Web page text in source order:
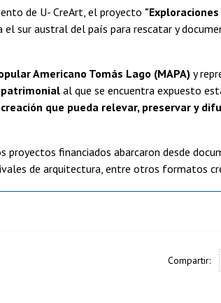
de U- CreArt, el proyecto
el sur austral del país para rescatar y
Americano Tomás Lago (MAPA)y
al que se encuentra expuesto
que pueda relevar, preservar y
proyectos financiados abarcaron desde
de arquitectura, entre otros formatos
Compartir: